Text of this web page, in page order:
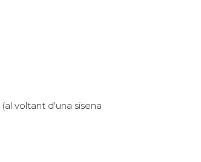
voltant d'una sisena